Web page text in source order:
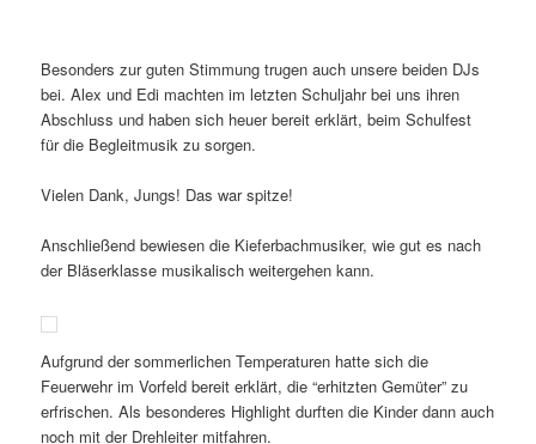
Besonders zur guten Stimmung trugen auch unsere beiden DJs
bei. Alex und Edi machten im letzten Schuljahr bei uns ihren
Abschluss und haben sich heuer bereit erklärt, beim Schulfest
für die Begleitmusik zu sorgen.
Vielen Dank, Jungs! Das war spitze!
Anschließend bewiesen die Kieferbachmusiker, wie gut es nach
der Bläserklasse musikalisch weitergehen kann.
Aufgrund der sommerlichen Temperaturen hatte sich die
Feuerwehr im Vorfeld bereit erklärt, die “erhitzten Gemüter” zu
erfrischen. Als besonderes Highlight durften die Kinder dann auch
noch mit der Drehleiter mitfahren.